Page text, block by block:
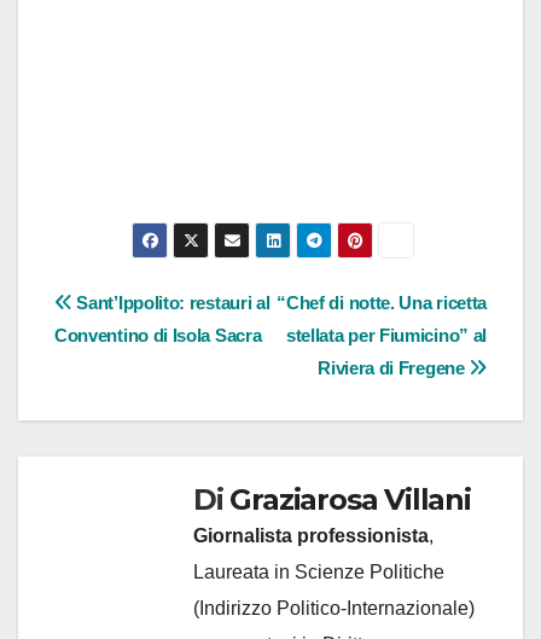
Navigazione“Chef di notte. Una ricetta
stellata per Fiumicino” al
Riviera di Fregene
Sant’Ippolito: restauri al
Conventino di Isola Sacra
Di Graziarosa Villani
Giornalista professionista,
Laureata in Scienze Politiche
(Indirizzo Politico-Internazionale)